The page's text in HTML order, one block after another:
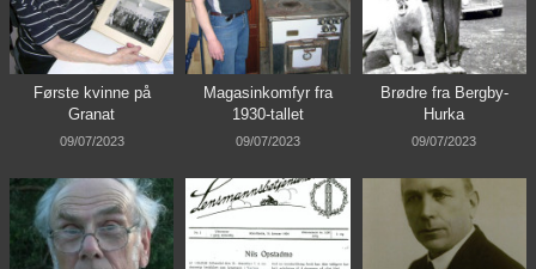
Første kvinne på
Granat
09/07/2023
Magasinkomfyr fra
1930-tallet
09/07/2023
Brødre fra Bergby-
Hurka
09/07/2023